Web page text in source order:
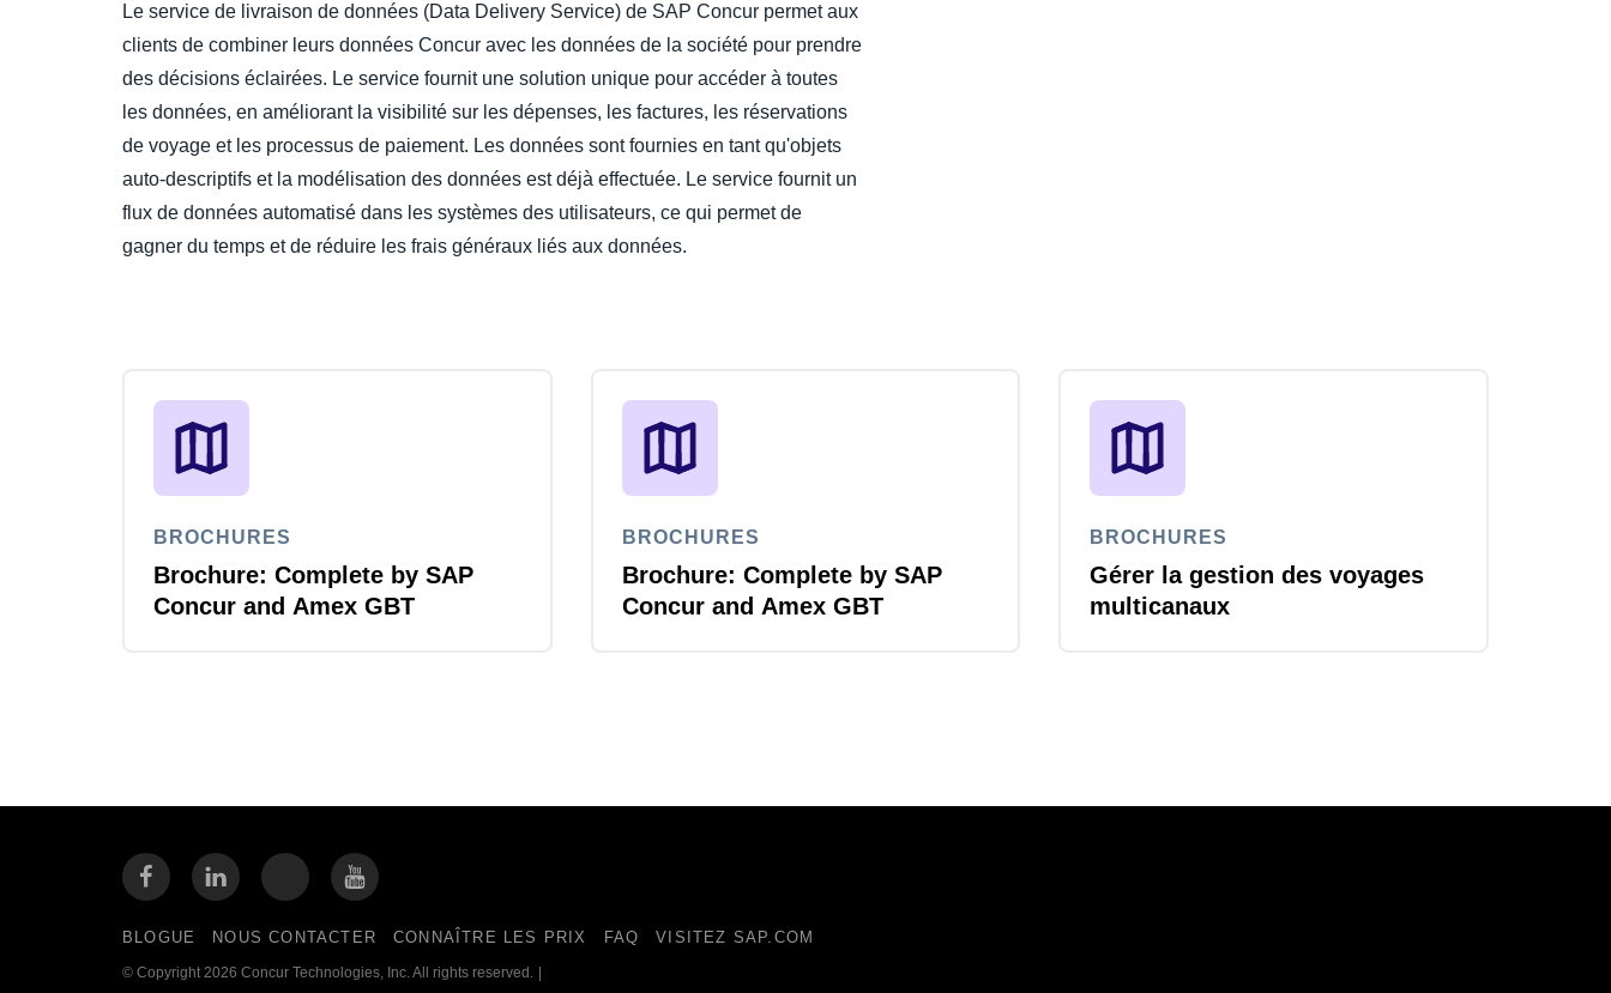
Le service de livraison de données (Data Delivery Service) de SAP Concur permet aux
clients de combiner leurs données Concur avec les données de la société pour prendre
des décisions éclairées. Le service fournit une solution unique pour accéder à toutes
les données, en améliorant la visibilité sur les dépenses, les factures, les réservations
de voyage et les processus de paiement. Les données sont fournies en tant qu'objets
auto-descriptifs et la modélisation des données est déjà effectuée. Le service fournit un
flux de données automatisé dans les systèmes des utilisateurs, ce qui permet de
gagner du temps et de réduire les frais généraux liés aux données.
BROCHURES
Brochure: Complete by SAP
Concur and Amex GBT
BROCHURES
Brochure: Complete by SAP
Concur and Amex GBT
BROCHURES
Gérer la gestion des voyages
multicanaux
BLOGUE NOUS CONTACTER CONNAÎTRE LES PRIX FAQ VISITEZ SAP.COM
© Copyright 2026 Concur Technologies, Inc. All rights reserved.